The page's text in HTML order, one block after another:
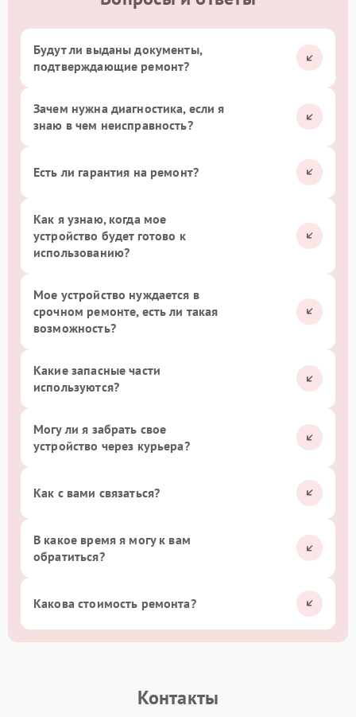
Будут ли выданы документы,
подтверждающие ремонт?
Зачем нужна диагностика, если я
знаю в чем неисправность?
Есть ли гарантия на ремонт?
Как я узнаю, когда мое
устройство будет готово к
использованию?
Мое устройство нуждается в
срочном ремонте, есть ли такая
возможность?
Какие запасные части
используются?
Могу ли я забрать свое
устройство через курьера?
Как с вами связаться?
В какое время я могу к вам
обратиться?
Какова стоимость ремонта?
Контакты